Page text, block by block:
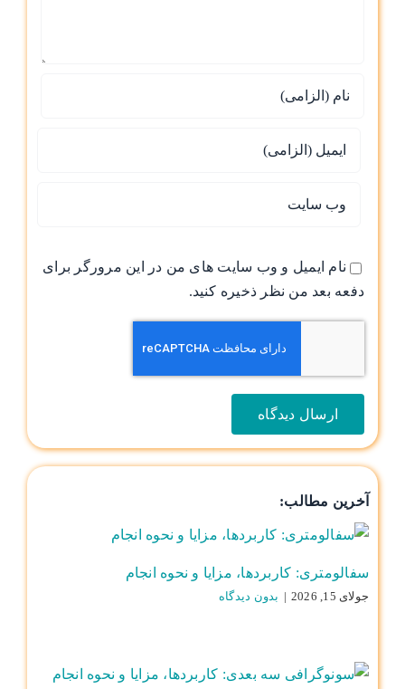
نام ایمیل و وب سایت های من در این مرورگر برای
دفعه بعد من نظر ذخیره کنید.
آخرین مطالب:
سفالومتری: کاربردها، مزایا و نحوه انجام
جولای 15, 2026 | بدون ديدگاه